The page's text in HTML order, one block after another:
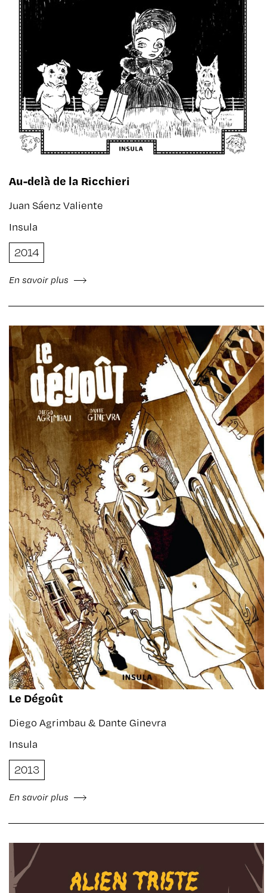
Au-delà de la Ricchieri
Juan Sáenz Valiente
Insula
2014
En savoir plus
Le Dégoût
Diego Agrimbau & Dante Ginevra
Insula
2013
En savoir plus